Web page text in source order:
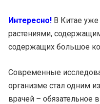
Интересно! В Китае
растениями,
содержащих большое
Современные
организме стал одним
врачей – обязательное